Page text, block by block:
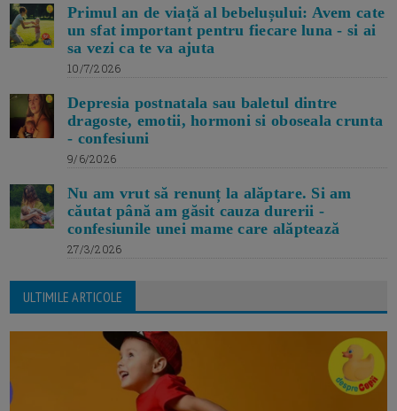
Primul an de viață al bebelușului: Avem cate
un sfat important pentru fiecare luna - si ai
sa vezi ca te va ajuta
10/7/2026
Depresia postnatala sau baletul dintre
dragoste, emotii, hormoni si oboseala crunta
- confesiuni
9/6/2026
Nu am vrut să renunț la alăptare. Si am
căutat până am găsit cauza durerii -
confesiunile unei mame care alăptează
27/3/2026
ULTIMILE ARTICOLE